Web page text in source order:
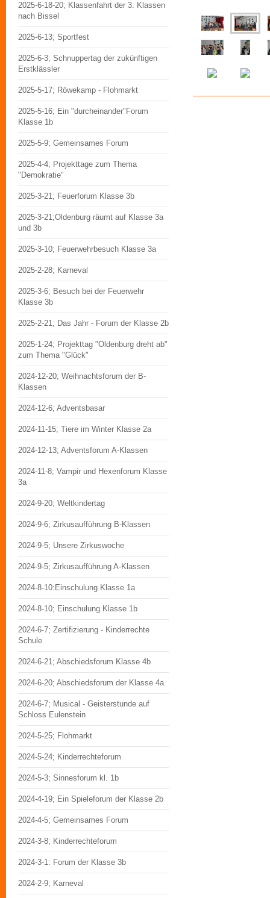
2025-6-18-20; Klassenfahrt der 3. Klassen
nach Bissel
2025-6-13; Sportfest
2025-6-3; Schnuppertag der zukünftigen
Erstklässler
2025-5-17; Röwekamp - Flohmarkt
2025-5-16; Ein "durcheinander"Forum
Klasse 1b
2025-5-9; Gemeinsames Forum
2025-4-4; Projekttage zum Thema
"Demokratie"
2025-3-21; Feuerforum Klasse 3b
2025-3-21;Oldenburg räumt auf Klasse 3a
und 3b
2025-3-10; Feuerwehrbesuch Klasse 3a
2025-2-28; Karneval
2025-3-6; Besuch bei der Feuerwehr
Klasse 3b
2025-2-21; Das Jahr - Forum der Klasse 2b
2025-1-24; Projekttag "Oldenburg dreht ab"
zum Thema "Glück"
2024-12-20; Weihnachtsforum der B-
Klassen
2024-12-6; Adventsbasar
2024-11-15; Tiere im Winter Klasse 2a
2024-12-13; Adventsforum A-Klassen
2024-11-8; Vampir und Hexenforum Klasse
3a
2024-9-20; Weltkindertag
2024-9-6; Zirkusaufführung B-Klassen
2024-9-5; Unsere Zirkuswoche
2024-9-5; Zirkusaufführung A-Klassen
2024-8-10:Einschulung Klasse 1a
2024-8-10; Einschulung Klasse 1b
2024-6-7; Zertifizierung - Kinderrechte
Schule
2024-6-21; Abschiedsforum Klasse 4b
2024-6-20; Abschiedsforum der Klasse 4a
2024-6-7; Musical - Geisterstunde auf
Schloss Eulenstein
2024-5-25; Flohmarkt
2024-5-24; Kinderrechteforum
2024-5-3; Sinnesforum kl. 1b
2024-4-19; Ein Spieleforum der Klasse 2b
2024-4-5; Gemeinsames Forum
2024-3-8; Kinderrechteforum
2024-3-1: Forum der Klasse 3b
2024-2-9; Karneval